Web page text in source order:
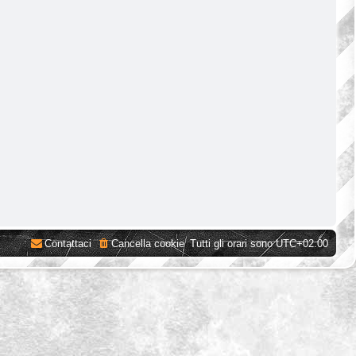
Tutti gli orari sonoUTC+02:00
Cancella cookie
Contattaci